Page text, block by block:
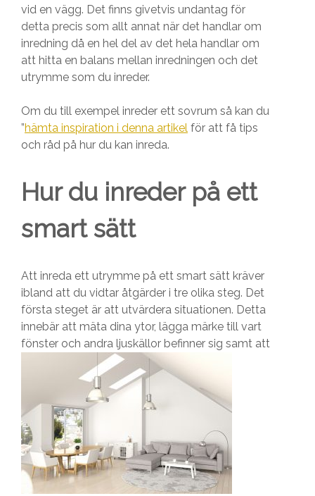
vid en vägg. Det finns givetvis undantag för
detta precis som allt annat när det handlar om
inredning då en hel del av det hela handlar om
att hitta en balans mellan inredningen och det
utrymme som du inreder.
Om du till exempel inreder ett sovrum så kan du
”hämta inspiration i denna artikel för att få tips
och råd på hur du kan inreda.
Hur du inreder på ett
smart sätt
Att inreda ett utrymme på ett smart sätt kräver
ibland att du vidtar åtgärder i tre olika steg. Det
första steget är att utvärdera situationen. Detta
innebär att mäta dina ytor, lägga märke till vart
fönster och andra ljuskällor befinner sig samt att